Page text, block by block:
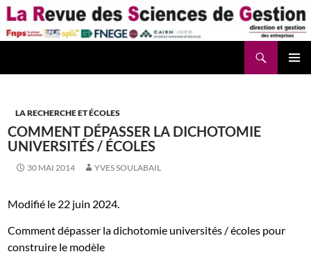
Aller
au
contenu
LA RECHERCHE ET ÉCOLES
COMMENT DÉPASSER LA DICHOTOMIE
UNIVERSITÉS / ÉCOLES
30 MAI 2014 YVES SOULABAIL
Modifié le 22 juin 2024.
Comment dépasser la dichotomie universités / écoles pour
construire le modèle